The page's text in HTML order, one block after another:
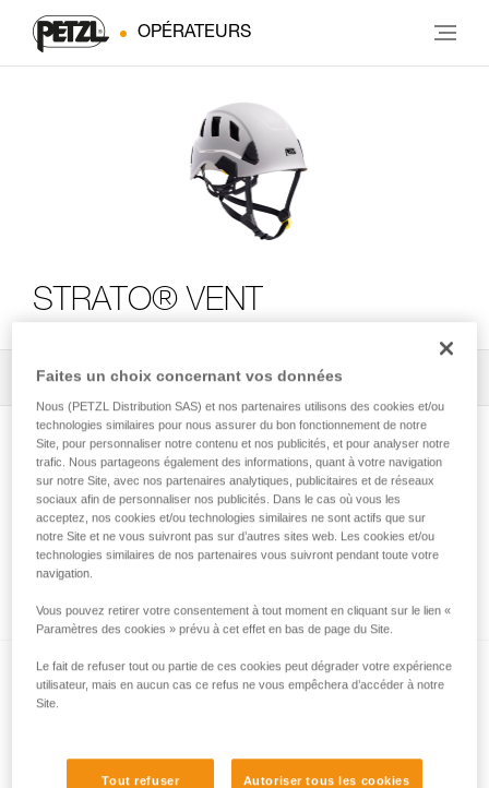
OPÉRATEURS
STRATO® VENT
Tous les conseils techniques 2
Quelle résistance choisir pour la jugulaire
DUAL ?
Faites un choix concernant vos données
Nous (PETZL Distribution SAS) et nos partenaires utilisons des cookies et/ou
technologies similaires pour nous assurer du bon fonctionnement de notre
Site, pour personnaliser notre contenu et nos publicités, et pour analyser notre
trafic. Nous partageons également des informations, quant à votre navigation
sur notre Site, avec nos partenaires analytiques, publicitaires et de réseaux
sociaux afin de personnaliser nos publicités. Dans le cas où vous les
acceptez, nos cookies et/ou technologies similaires ne sont actifs que sur
notre Site et ne vous suivront pas sur d’autres sites web. Les cookies et/ou
technologies similaires de nos partenaires vous suivront pendant toute votre
navigation.
Vous pouvez retirer votre consentement à tout moment en cliquant sur le lien «
Paramètres des cookies » prévu à cet effet en bas de page du Site.
Le fait de refuser tout ou partie de ces cookies peut dégrader votre expérience
utilisateur, mais en aucun cas ce refus ne vous empêchera d’accéder à notre
Site.
Tout refuser Autoriser tous les cookies